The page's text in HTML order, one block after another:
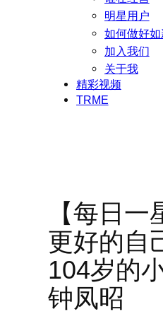
明星用户
如何做好如
加入我们
关于我
精彩视频
TRME
【每日
更好的自
104岁的
钟凤昭